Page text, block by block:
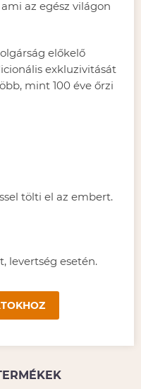
az egész világon
előkelő
exkluzivitását
mint 100 éve őrzi
tölti el az embert.
levertség esetén.